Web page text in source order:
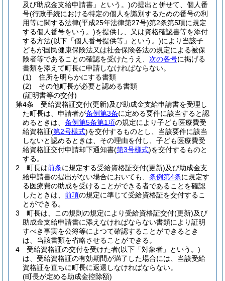
及び助成金支給申請書」という。)の提出と併せて、個人番
号(行政手続における特定の個人を識別するための番号の利
用等に関する法律(平成25年法律第27号)第2条第5項に規定
する個人番号をいう。)を提供し、又は資格確認書等を添付
する方法(以下「個人番号提供等」という。)により当該子
どもが国民健康保険法又は社会保険各法の規定による被保
険者等であることの確認を受けたうえ、 次の各号に掲げる
書類を添えて町長に申請しなければならない。
(1)
住所を明らかにする書類
(2)
その他町長が必要と認める書類
(証明書等の交付)
第4条
受給資格証交付(更新)及び助成金支給申請書を受理し
た町長は、申請者が条例第3条に定める要件に該当すると認
めるときは、 条例第5条第1項の規定により子ども医療費受
給資格証(第2号様式)を交付するものとし、当該要件に該当
しないと認めるときは、その理由を付し、子ども医療費受
給資格証交付申請却下通知書(第3号様式)を交付するものと
する。
2
町長は前条に規定する受給資格証交付(更新)及び助成金支
給申請書の提出がない場合においても、 条例第4条に規定す
る医療費の助成を受けることができる者であることを確認
したときは、 前項の規定に準じて受給資格証を交付するこ
とができる。
3
町長は、この規則の規定により受給資格証交付(更新)及び
助成金支給申請書に添えなければならない書類により証明
すべき事実を公簿等によつて確認することができるとき
は、当該書類を省略させることができる。
4
受給資格証の交付を受けた者(以下「対象者」という。)
は、受給資格証の有効期間が満了した場合には、当該受給
資格証を直ちに町長に返還しなければならない。
(町長が定める助成金控除額)